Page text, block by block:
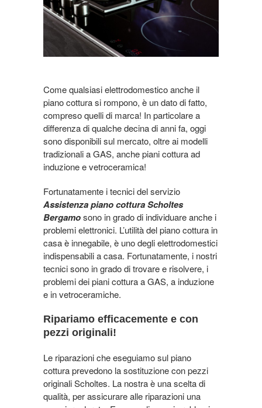
Come qualsiasi elettrodomestico anche il
piano cottura si rompono, è un dato di fatto,
compreso quelli di marca! In particolare a
differenza di qualche decina di anni fa, oggi
sono disponibili sul mercato, oltre ai modelli
tradizionali a GAS, anche piani cottura ad
induzione e vetroceramica!
Fortunatamente i tecnici del servizio
Assistenza piano cottura Scholtes
Bergamosono in grado di individuare anche i
problemi elettronici. L’utilità del piano cottura in
casa è innegabile, è uno degli elettrodomestici
indispensabili a casa. Fortunatamente, i nostri
tecnici sono in grado di trovare e risolvere, i
problemi dei piani cottura a GAS, a induzione
e in vetroceramiche.
Ripariamo efficacemente e con
pezzi originali!
Le riparazioni che eseguiamo sul piano
cottura prevedono la sostituzione con pezzi
originali Scholtes. La nostra è una scelta di
qualità, per assicurare alle riparazioni una